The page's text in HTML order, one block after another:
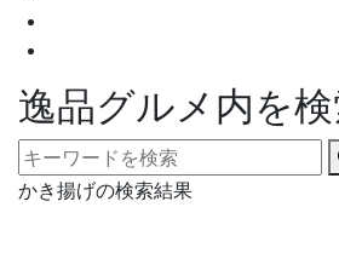
逸品グルメ内を
かき揚げの検索結果